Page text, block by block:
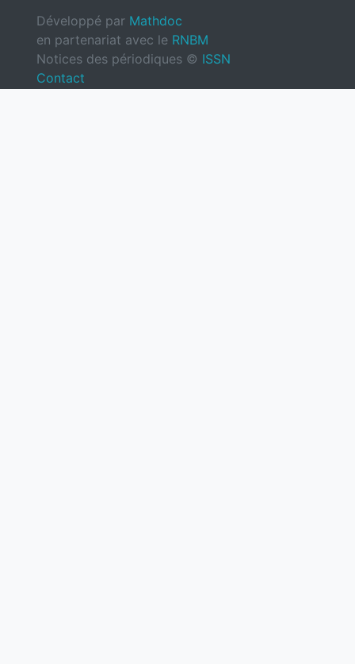
Développé par Mathdoc
en partenariat avec le RNBM
Notices des périodiques © ISSN
Contact